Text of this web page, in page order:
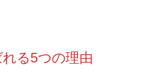
る5つの理由